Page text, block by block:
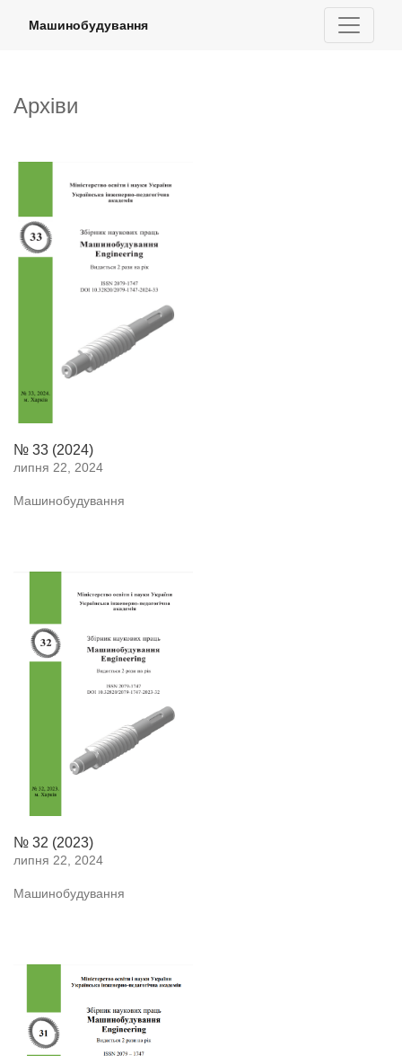
Машинобудування
Архіви
№ 33 (2024)
липня 22, 2024
Машинобудування
№ 32 (2023)
липня 22, 2024
Машинобудування